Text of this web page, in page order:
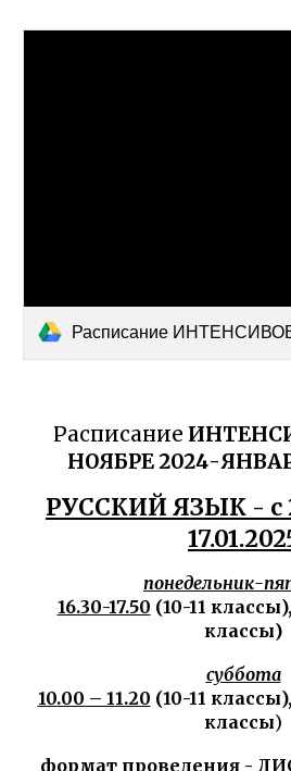
Расписание ИНТЕНСИВОВ ЛИТ
Расписание
НОЯБРЕ 2024-
РУССКИЙ ЯЗЫК - с
понедельник-
16.30-17.50 (10-11 классы),
классы)
суббота
10.00 – 11.20 (10-11 классы),
классы)
формат проведения -